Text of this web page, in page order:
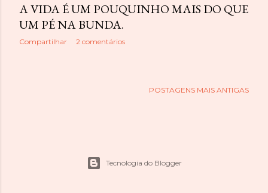
A VIDA É UM POUQUINHO MAIS DO QUE
UM PÉ NA BUNDA.
Compartilhar 2 comentários
POSTAGENS MAIS ANTIGAS
Tecnologia do Blogger